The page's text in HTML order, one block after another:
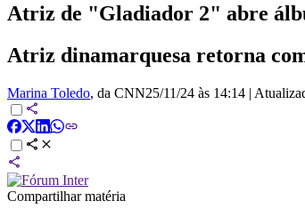
Atriz de "Gladiador 2" abre
Atriz dinamarquesa retorna
Marina Toledo, da CNN25/11/24 às 14:14 |
Compartilhar matéria